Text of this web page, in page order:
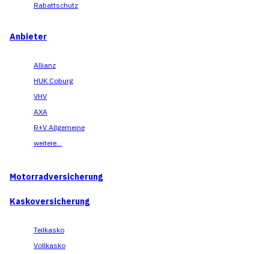
Rabattschutz
Anbieter
Allianz
HUK Coburg
VHV
AXA
R+V Allgemeine
weitere...
Motorradversicherung
Kaskoversicherung
Teilkasko
Vollkasko